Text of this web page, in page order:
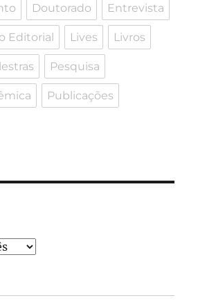
Doutorado Entrevista
Editorial Lives Livros
Pesquisa
Publicações